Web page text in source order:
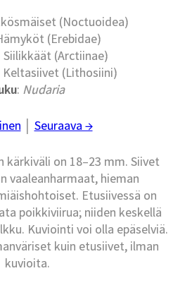
(Noctuoidea)
(Erebidae)
Siilikkäät (Arctiinae)
Keltasiivet (Lithosiini)
: Nudaria
Seuraava →
kärkiväli on 18–23 mm. Siivet
vaaleanharmaat, hieman
Etusiivessä on
poikkiviirua; niiden keskellä
Kuviointi voi olla epäselviä.
kuin etusiivet, ilman
kuvioita.